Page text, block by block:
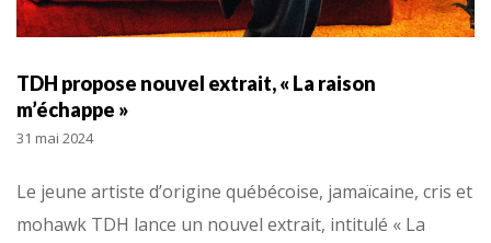
TDH propose nouvel extrait, « La raison
m’échappe »
31 mai 2024
Le jeune artiste d’origine québécoise, jamaïcaine, cris et
mohawk TDH lance un nouvel extrait, intitulé « La